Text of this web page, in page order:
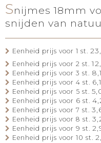
Snijmes 18mm
snijden van
Eenheid prijs voor 1 st.
Eenheid prijs voor 2 st.
Eenheid prijs voor 3 st.
Eenheid prijs voor 4 st.
Eenheid prijs voor 5 st.
Eenheid prijs voor 6 st.
Eenheid prijs voor 7 st.
Eenheid prijs voor 8 st.
Eenheid prijs voor 9 st.
Eenheid prijs voor 10 st.